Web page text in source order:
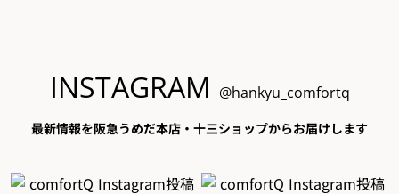
INSTAGRAM @hankyu_comfortq
最新情報を阪急うめだ本店・十三ショップからお届けします